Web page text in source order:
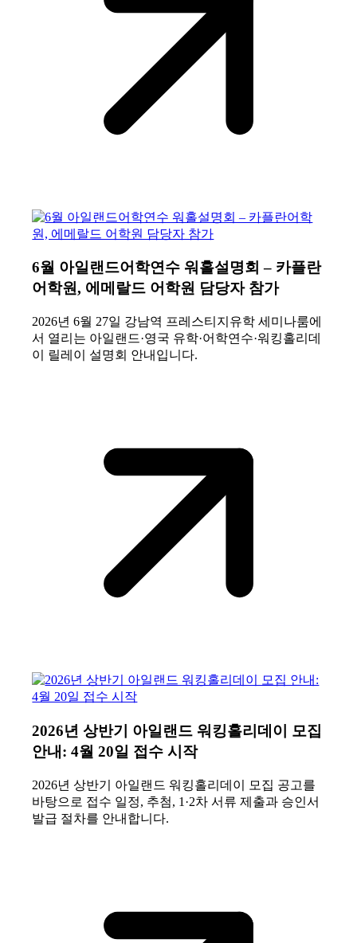
6월 아일랜드어학연수 워홀설명회 – 카플란
어학원, 에메랄드 어학원 담당자 참가
2026년 6월 27일 강남역 프레스티지유학 세미나룸에
서 열리는 아일랜드·영국 유학·어학연수·워킹홀리데
이 릴레이 설명회 안내입니다.
2026년 상반기 아일랜드 워킹홀리데이 모집
안내: 4월 20일 접수 시작
2026년 상반기 아일랜드 워킹홀리데이 모집 공고를
바탕으로 접수 일정, 추첨, 1·2차 서류 제출과 승인서
발급 절차를 안내합니다.